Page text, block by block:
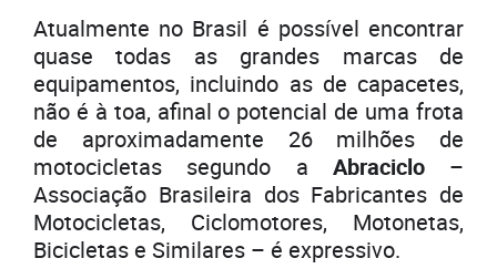
Atualmente no Brasil é possível encontrar
quase todas as grandes marcas de
equipamentos, incluindo as de capacetes,
não é à toa, afinal o potencial de uma frota
de aproximadamente 26 milhões de
motocicletas segundo a Abraciclo–
Associação Brasileira dos Fabricantes de
Motocicletas, Ciclomotores, Motonetas,
Bicicletas e Similares – é expressivo.